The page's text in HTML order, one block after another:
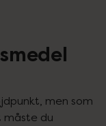
men som
måste du